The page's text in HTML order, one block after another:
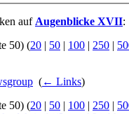
auf Augenblicke XVII:
50) (20 | 50 | 100 | 250 |
(← Links)
50) (20 | 50 | 100 | 250 |